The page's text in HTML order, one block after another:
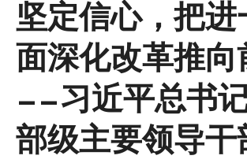
坚定信心，把进
面深化改革推向
——习近平总书
部级主要领导干